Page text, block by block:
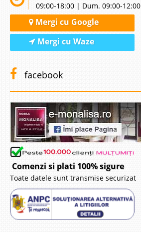
09:00-18:00 | Dum. 09:00-12:00
Mergi cu Google
Mergi cu Waze
facebook
Comenzi si plati 100% sigure
Toate datele sunt transmise securizat